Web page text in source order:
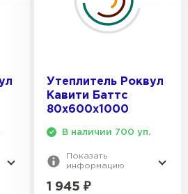
Утеплитель Роквул
Кавити Баттс
80х600х1000
В наличии 700 уп.
Показать
информацию
1 945 ₽